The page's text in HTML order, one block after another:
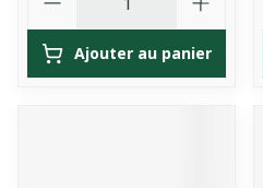
Ajouter au panier